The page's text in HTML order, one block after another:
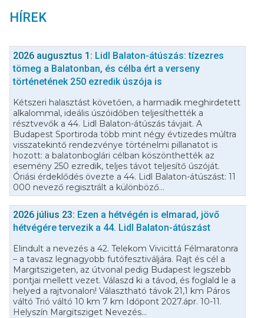
HÍREK
2026 augusztus 1: Lidl Balaton-átúszás: tízezres
tömeg a Balatonban, és célba ért a verseny
történetének 250 ezredik úszója is
Kétszeri halasztást követően, a harmadik meghirdetett
alkalommal, ideális úszóidőben teljesíthették a
résztvevők a 44. Lidl Balaton-átúszás távjait. A
Budapest Sportiroda több mint négy évtizedes múltra
visszatekintő rendezvénye történelmi pillanatot is
hozott: a balatonboglári célban köszönthették az
esemény 250 ezredik, teljes távot teljesítő úszóját.
Óriási érdeklődés övezte a 44. Lidl Balaton-átúszást: 11
000 nevező regisztrált a különböző...
2026 július 23: Ezen a hétvégén is elmarad, jövő
hétvégére tervezik a 44. Lidl Balaton-átúszást
Elindult a nevezés a 42. Telekom Vivicittá Félmaratonra
– a tavasz legnagyobb futófesztiváljára. Rajt és cél a
Margitszigeten, az útvonal pedig Budapest legszebb
pontjai mellett vezet. Válaszd ki a távod, és foglald le a
helyed a rajtvonalon! Választható távok 21,1 km Páros
váltó Trió váltó 10 km 7 km Időpont 2027.ápr. 10-11.
Helyszín Margitsziget Nevezés...